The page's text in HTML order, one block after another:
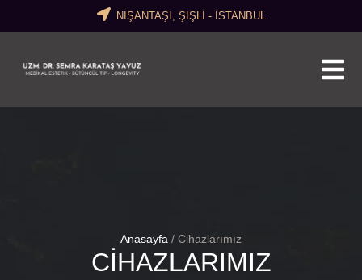
NİŞANTAŞI, ŞİŞLİ - İSTANBUL
Anasayfa / Cihazlarımız
CIHAZLARIMIZ